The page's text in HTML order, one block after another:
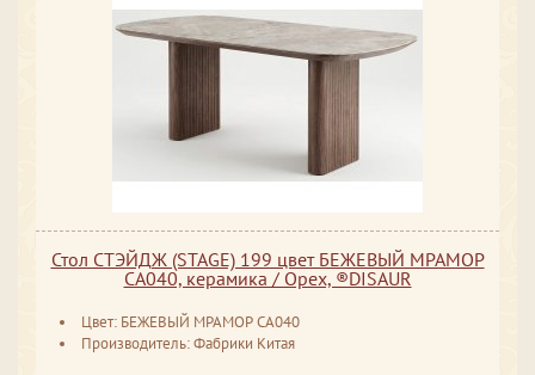
Стол СТЭЙДЖ (STAGE) 199 цвет БЕЖЕВЫЙ МРАМОР
CA040, керамика / Орех, ®DISAUR
Цвет: БЕЖЕВЫЙ МРАМОР CA040
Производитель: Фабрики Китая